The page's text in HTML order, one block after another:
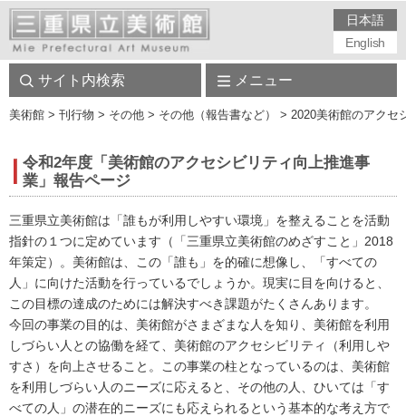
日本語
English
サイト内検索 メニュー
美術館 > 刊行物 > その他 > その他（報告書など） > 2020美術館のアクセ
令和2年度「美術館のアクセシビリティ向上推進事
業」報告ページ
三重県立美術館は「誰もが利用しやすい環境」を整えることを活動
指針の１つに定めています（「三重県立美術館のめざすこと」2018
年策定）。美術館は、この「誰も」を的確に想像し、「すべての
人」に向けた活動を行っているでしょうか。現実に目を向けると、
この目標の達成のためには解決すべき課題がたくさんあります。
今回の事業の目的は、美術館がさまざまな人を知り、美術館を利用
しづらい人との協働を経て、美術館のアクセシビリティ（利用しや
すさ）を向上させること。この事業の柱となっているのは、美術館
を利用しづらい人のニーズに応えると、その他の人、ひいては「す
べての人」の潜在的ニーズにも応えられるという基本的な考え方で